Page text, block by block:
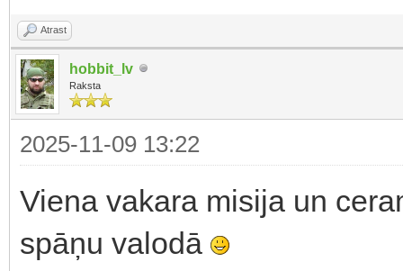
Atrast
hobbit_lv
Raksta
2025-11-09 13:22
Viena vakara misija un
spāņu valodā